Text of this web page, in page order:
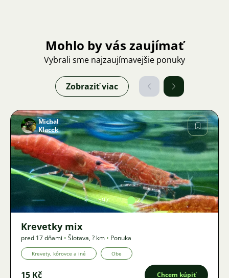
Mohlo by vás zaujímať
Vybrali sme najzaujímavejšie ponuky
Zobraziť viac
Obrázok
Michal
Klacek
597 2
Krevetky mix
pred 17 dňami • Šlotava,? km • Ponuka
Krevety, kôrovce a iné Obe
15 Kč Chcem kúpiť